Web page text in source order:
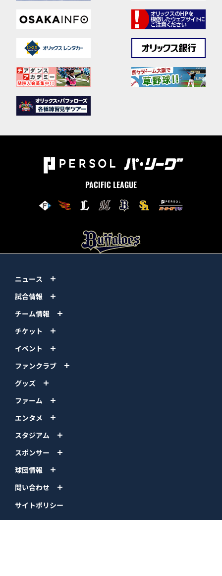
PACIFIC LEAGUE
ニュース
試合情報
チーム情報
チケット
イベント
ファンクラブ
グッズ
ファーム
エンタメ
スタジアム
スポンサー
球団情報
問い合わせ
サイトポリシー
プロパティ規定